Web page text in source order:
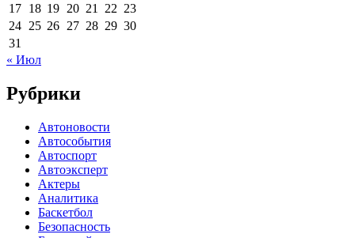
17 18 19 20 21 22 23
24 25 26 27 28 29 30
31
« Июл
Рубрики
Автоновости
Автособытия
Автоспорт
Автоэксперт
Актеры
Аналитика
Баскетбол
Безопасность